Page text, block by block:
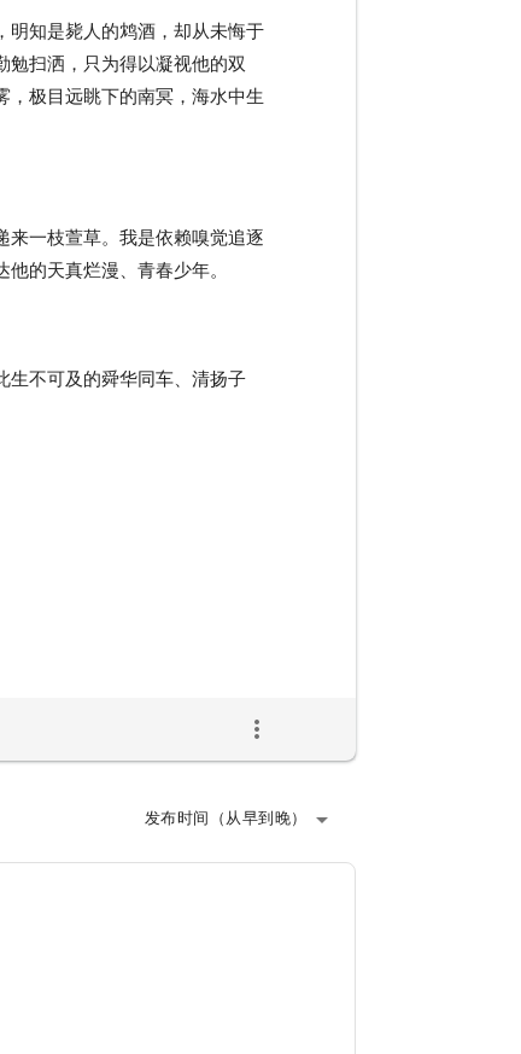
明知是毙人的鸩酒，却从未悔于
勉扫洒，只为得以凝视他的双
，极目远眺下的南冥，海水中生
来一枝萱草。我是依赖嗅觉追逐
的天真烂漫、青春少年。
生不可及的舜华同车、清扬子
more_vert
发布时间（从早到晚） arrow_drop_down